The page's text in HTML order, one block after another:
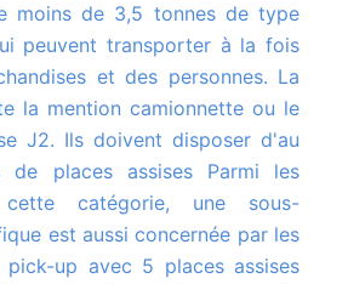
moins de 3,5 tonnes de type
peuvent transporter à la fois
et des personnes. La
la mention camionnette ou le
J2. Ils doivent disposer d'au
de places assises Parmi les
catégorie, une sous-
est aussi concernée par les
up avec 5 places assises